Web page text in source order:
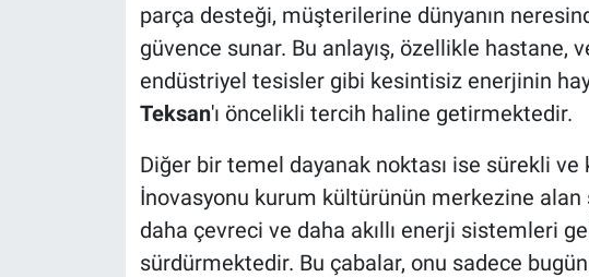
parça desteği, müşterilerine dünyanın
güvence sunar. Bu anlayış, özellikle hastane,
endüstriyel tesisler gibi kesintisiz enerjinin
Teksan'ı öncelikli tercih haline getirmektedir.
Diğer bir temel dayanak noktası ise sürekli ve
İnovasyonu kurum kültürünün merkezine
daha çevreci ve daha akıllı enerji sistemleri
sürdürmektedir. Bu çabalar, onu sadece